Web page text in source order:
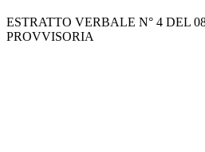
ESTRATTO VERBALE N° 4 DEL
PROVVISORIA